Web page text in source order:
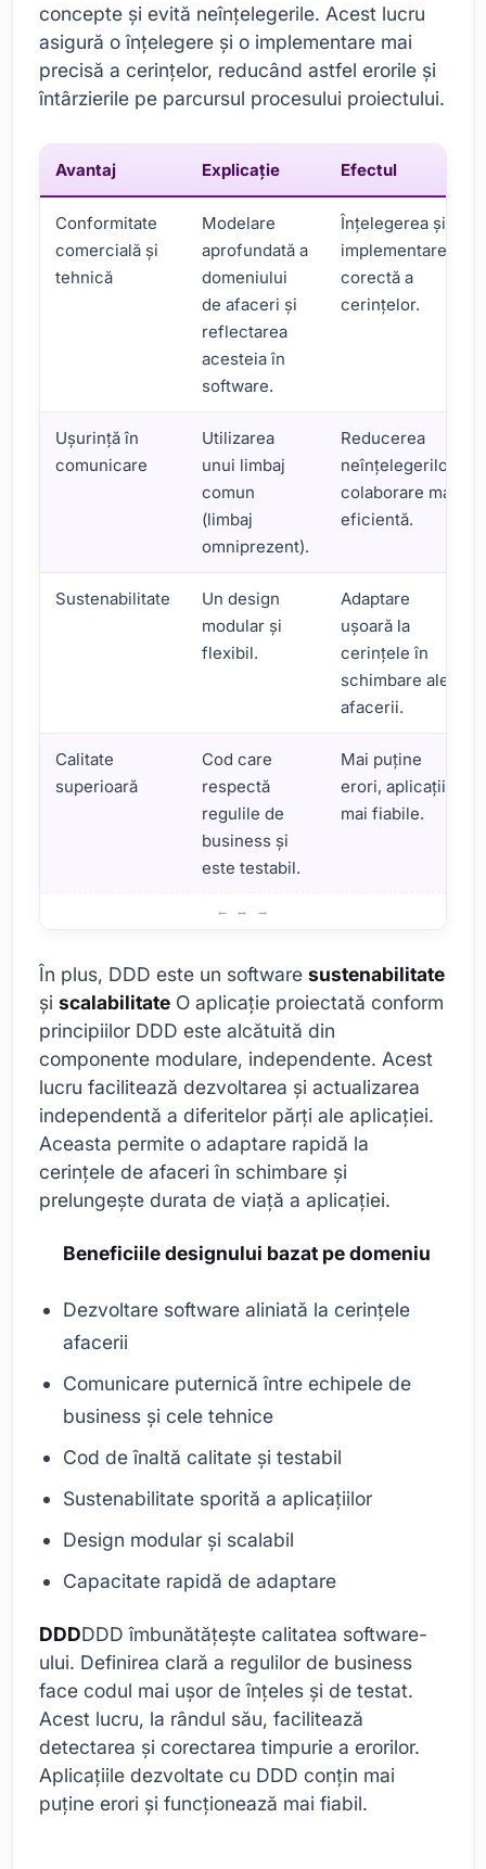
concepte și evită neînțelegerile. Acest lucru
asigură o înțelegere și o implementare mai
precisă a cerințelor, reducând astfel erorile și
întârzierile pe parcursul procesului proiectului.
Avantaj Explicaţie Efectul
Conformitate
comercială și
tehnică
Modelare
aprofundată a
domeniului
de afaceri și
reflectarea
acesteia în
software.
Înțelegerea și
implementarea
corectă a
cerințelor.
Ușurință în
comunicare
Utilizarea
unui limbaj
comun
(limbaj
omniprezent).
Reducerea
neînțelegerilor,
colaborare mai
eficientă.
Sustenabilitate
Un design
modular și
flexibil.
Adaptare
ușoară la
cerințele în
schimbare ale
afacerii.
Calitate
superioară
Cod care
respectă
regulile de
business și
este testabil.
Mai puține
erori, aplicații
mai fiabile.
În plus, DDD este un software sustenabilitate
și scalabilitate O aplicație proiectată conform
principiilor DDD este alcătuită din
componente modulare, independente. Acest
lucru facilitează dezvoltarea și actualizarea
independentă a diferitelor părți ale aplicației.
Aceasta permite o adaptare rapidă la
cerințele de afaceri în schimbare și
prelungește durata de viață a aplicației.
Beneficiile designului bazat pe domeniu
Dezvoltare software aliniată la cerințele
afacerii
Comunicare puternică între echipele de
business și cele tehnice
Cod de înaltă calitate și testabil
Sustenabilitate sporită a aplicațiilor
Design modular și scalabil
Capacitate rapidă de adaptare
DDDDDD îmbunătățește calitatea software-
ului. Definirea clară a regulilor de business
face codul mai ușor de înțeles și de testat.
Acest lucru, la rândul său, facilitează
detectarea și corectarea timpurie a erorilor.
Aplicațiile dezvoltate cu DDD conțin mai
puține erori și funcționează mai fiabil.